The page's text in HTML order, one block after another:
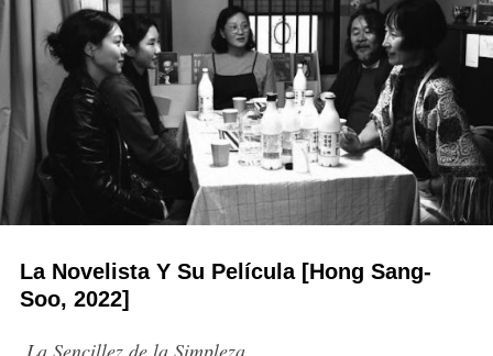
La Novelista Y Su Película [Hong Sang-
Soo, 2022]
La Sencillez de la Simpleza